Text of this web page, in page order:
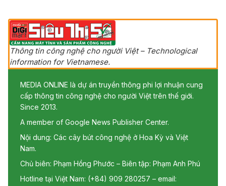
Thông tin công nghệ cho người Việt – Technological
information for Vietnamese.
MEDIA ONLINE là dự án truyền thông phi lợi nhuận cung
cấp thông tin công nghệ cho người Việt trên thế giới.
Since 2013.
A member of Google News Publisher Center.
Nội dung: Các cây bút công nghệ ở Hoa Kỳ và Việt
Nam.
Chủ biên: Phạm Hồng Phước – Biên tập: Phạm Anh Phú
Hotline tại Việt Nam: (+84) 909 280257 – email: